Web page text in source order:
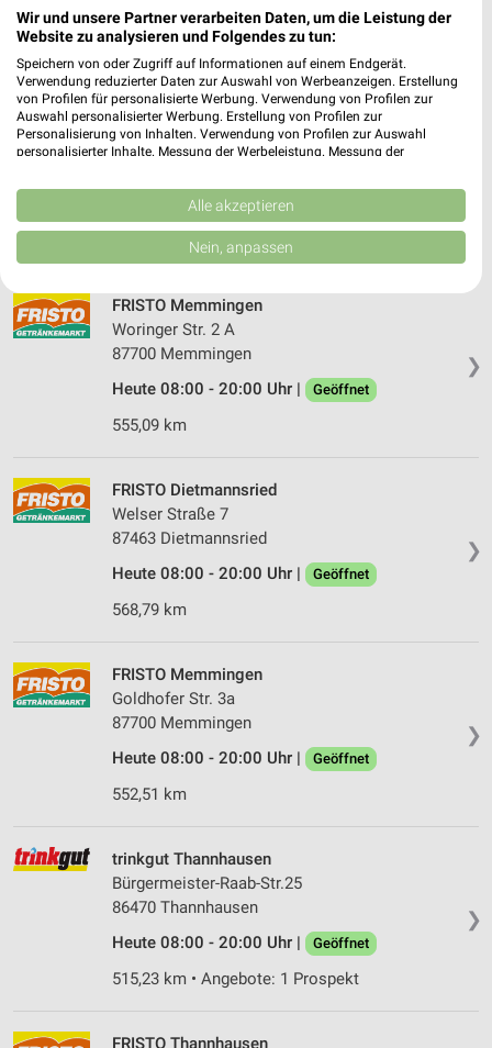
Heute 08:00 - 20:00 Uhr | Geöffnet
564,09 km
FRISTO Schongau
Schwabbrucker Straße 5
Heute 08:00 - 20:00 Uhr |
❯
FRISTO Memmingen
Woringer Str. 2 A
87700 Memmingen
Heute 08:00 - 20:00 Uhr |
Geöffnet
555,09 km
❯
FRISTO Dietmannsried
Welser Straße 7
87463 Dietmannsried
Heute 08:00 - 20:00 Uhr |
Geöffnet
568,79 km
❯
FRISTO Memmingen
Goldhofer Str. 3a
87700 Memmingen
Heute 08:00 - 20:00 Uhr |
Geöffnet
552,51 km
❯
trinkgut Thannhausen
Bürgermeister-Raab-Str.25
86470 Thannhausen
Heute 08:00 - 20:00 Uhr |
Geöffnet
515,23 km • Angebote: 1 Prospekt
Wir und unsere Partner verarbeiten Daten, um die Leistung der
Website zu analysieren und Folgendes zu tun:
Speichern von oder Zugriff auf Informationen auf einem Endgerät.
Verwendung reduzierter Daten zur Auswahl von Werbeanzeigen. Erstellung
von Profilen für personalisierte Werbung. Verwendung von Profilen zur
Auswahl personalisierter Werbung. Erstellung von Profilen zur
Personalisierung von Inhalten. Verwendung von Profilen zur Auswahl
personalisierter Inhalte. Messung der Werbeleistung. Messung der
Kombinationen von Daten aus verschiedenen Quellen. Entwicklung und
Verbesserung der Angebote. Verwendung reduzierter Daten zur Auswahl
von Inhalten.
Daten können außerhalb der Europäischen Union weitergegeben und in die
Website/App.
Partnerliste anzeigen (1 IAB-Anbieter)
Wir nutzen Ihre Daten für folgende Zwecke:
IAB-Verarbeitungszwecke:
Speichern von oder Zugriff auf Informationen
auf einem Endgerät
Verwendung reduzierter Daten zur Auswahl von
Werbeanzeigen
Erstellung von Profilen für personalisierte
Verwendung von Profilen zur Auswahl
Erstellung von Profilen zur Personalisierung
von Inhalten
Verwendung von Profilen zur Auswahl
personalisierter Inhalte
Messung der Werbeleistung
Messung der Performance von Inhalten
Analyse von Zielgruppen durch Statistiken oder
Kombinationen von Daten aus verschiedenen
Entwicklung und Verbesserung der Angebote
Inhalten
Alle akzeptieren
Nein, anpassen